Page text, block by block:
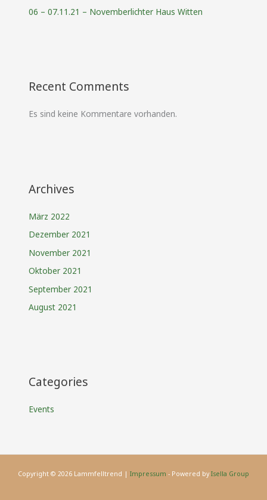
06 – 07.11.21 – Novemberlichter Haus Witten
Recent Comments
Es sind keine Kommentare vorhanden.
Archives
März 2022
Dezember 2021
November 2021
Oktober 2021
September 2021
August 2021
Categories
Events
Copyright © 2026 Lammfelltrend | Impressum - Powered byIsella Group